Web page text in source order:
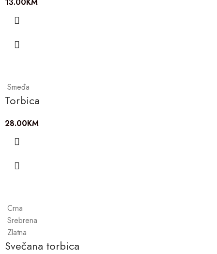
Smeđa
Torbica
28.00KM
Crna
Srebrena
Zlatna
Svečana torbica